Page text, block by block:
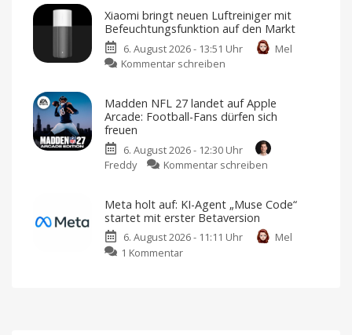
Google
Play
Sicherheitsbedenken
Smart-
Home-
Portfolio:
Zwei
für
Garagen,
und
mehr
Home
Xiaomi bringt neuen Luftreiniger mit
Befeuchtungsfunktion auf den Markt
6. August 2026 - 13:51 Uhr
Mel
Kommentar schreiben
neuen
Luftreiniger
Befeuchtungsfunktion
auf
Preis
und
Verfügbarkeit
noch
offen
Madden NFL 27 landet auf Apple
Arcade: Football-Fans dürfen sich
freuen
6. August 2026 - 12:30 Uhr
Freddy
Kommentar schreiben
27
auf
Meta holt auf: KI-Agent „Muse Code“
startet mit erster Betaversion
6. August 2026 - 11:11 Uhr
Mel
1 Kommentar